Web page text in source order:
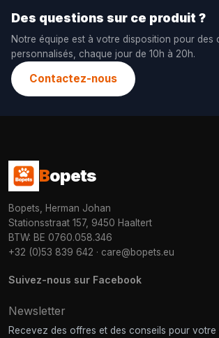
Des questions sur ce produit ?
Notre équipe est à votre disposition pour des
personnalisés, chaque jour de 10h à 20h.
Contactez-nous
Bopets
Bopets, Herman Johan
Stationsstraat 157, 9450 Haaltert
BTW: BE 0760.058.346
+32 (0)53 839 642 · care@bopets.eu
Suivez-nous sur Facebook
Newsletter
Recevez des offres et des conseils pour votre